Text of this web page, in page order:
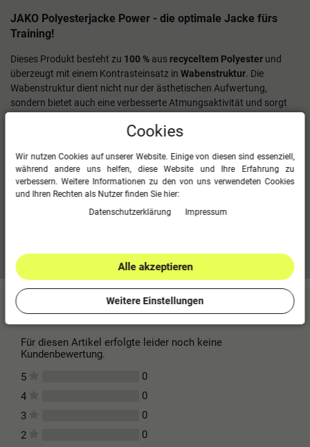
JAKO Polyesterjacke Power - die optimale Jacke fürs
Training!
Dieses Produkt besteht zu 100 % aus recyceltem Polyester und
überzeugt mit einem Kontrasteinsatz in Wabenstruktur. Die
Wabenstruktur dient nicht nur der ästhetischen Aufwertung,
sondern bietet auch eine verbesserte Atmungsaktivität und sorgt
bieten zusätzlichen Stauraum, worin man
100 % Polyester (recycelt)
Kontrasteinsatz in Wabenstruktur
Seitentaschen mit Reißverschluss
Kundenbewertungen (0)
Für diesen Artikel erfolgte leider noch keine
Kundenbewertung.
5
0
4
0
3
0
2
0
Cookies
Wir nutzen Cookies auf unserer Website. Einige von diesen sind essenziell,
während andere uns helfen, diese Website und Ihre Erfahrung zu
verbessern. Weitere Informationen zu den von uns verwendeten Cookies
und Ihren Rechten als Nutzer finden Sie hier:
Daten­schutz­erklärung
Impressum
Alle akzeptieren
Weitere Einstellungen